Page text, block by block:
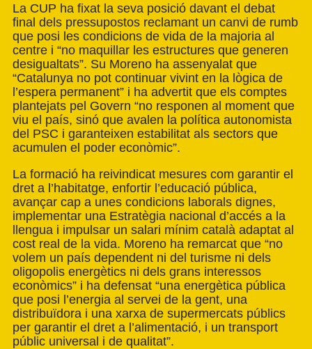
La CUP ha fixat la seva posició davant el debat
final dels pressupostos reclamant un canvi de rumb
que posi les condicions de vida de la majoria al
centre i “no maquillar les estructures que generen
desigualtats”. Su Moreno ha assenyalat que
“Catalunya no pot continuar vivint en la lògica de
l’espera permanent” i ha advertit que els comptes
plantejats pel Govern “no responen al moment que
viu el país, sinó que avalen la política autonomista
del PSC i garanteixen estabilitat als sectors que
acumulen el poder econòmic”.
La formació ha reivindicat mesures com garantir el
dret a l’habitatge, enfortir l’educació pública,
avançar cap a unes condicions laborals dignes,
implementar una Estratègia nacional d’accés a la
llengua i impulsar un salari mínim català adaptat al
cost real de la vida. Moreno ha remarcat que “no
volem un país dependent ni del turisme ni dels
oligopolis energètics ni dels grans interessos
econòmics” i ha defensat “una energètica pública
que posi l’energia al servei de la gent, una
distribuïdora i una xarxa de supermercats públics
per garantir el dret a l’alimentació, i un transport
públic universal i de qualitat”.